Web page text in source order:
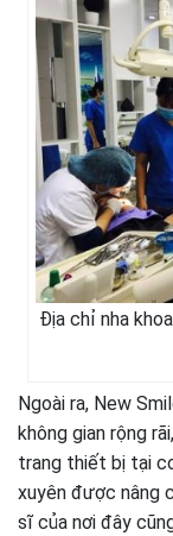
Địa chỉ nha
Ngoài ra, New
không gian rộng
trang thiết bị tại
xuyên được nâng
sĩ của nơi đây